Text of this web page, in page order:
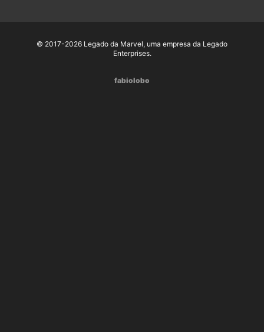
© 2017-2026 Legado da Marvel, uma empresa da Legado
Enterprises.
fabiolobo